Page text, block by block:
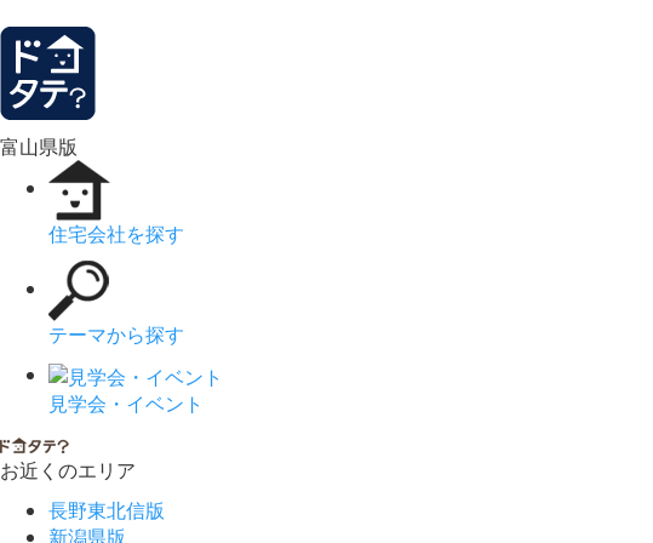
富山県版
住宅会社を探す
テーマから探す
見学会・イベント
お近くのエリア
長野東北信版
新潟県版